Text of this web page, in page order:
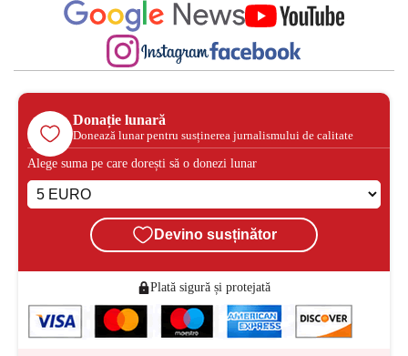
Donație lunară
Donează lunar pentru susținerea jurnalismului de calitate
Alege suma pe care dorești să o donezi lunar
Devino susținător
Plată sigură și protejată